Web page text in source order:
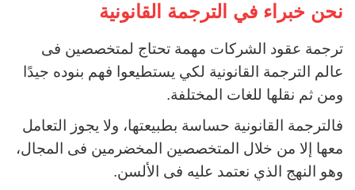
نحن خبراء في الترجمة القانونية
ترجمة عقود الشركات مهمة تحتاج لمتخصصين فى
عالم الترجمة القانونية لكي يستطيعوا فهم بنوده جيدًا
ومن ثم نقلها للغات المختلفة.
فالترجمة القانونية حساسة بطبيعتها، ولا يجوز التعامل
معها إلا من خلال المتخصصين المخضرمين فى المجال،
وهو النهج الذي نعتمد عليه فى الألسن.